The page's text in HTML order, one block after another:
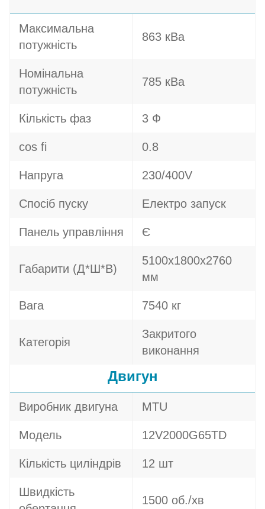
Максимальна
потужність
863 кВа
Номінальна
потужність
785 кВа
Кількість фаз 3 Ф
cos fi 0.8
Напруга 230/400V
Спосіб пуску Електро запуск
Панель управління Є
Габарити (Д*Ш*В)
5100х1800х2760
мм
Вага 7540 кг
Категорія
Закритого
виконання
Двигун
Виробник двигуна MTU
Модель 12V2000G65TD
Кількість циліндрів 12 шт
Швидкість
1500 об./хв